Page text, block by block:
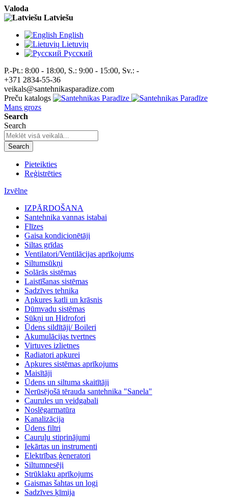
Valoda
Latviešu
English
Lietuvių
Pусский
P.-Pt.: 8:00 - 18:00, S.: 9:00 - 15:00, Sv.: -
+371 2834-55-36
veikals@santehnikasparadize.com
Preču katalogs
Mans grozs
Search
Search
Search
Pieteikties
Reģistrēties
Izvēlne
IZPĀRDOŠANA
Santehnika vannas istabai
Flīzes
Gaisa kondicionētāji
Siltas grīdas
Ventilatori/Ventilācijas aprīkojums
Siltumsūkņi
Solārās sistēmas
Laistīšanas sistēmas
Sadzīves tehnika
Apkures katli un krāsnis
Dūmvadu sistēmas
Sūkņi un Hidrofori
Ūdens sildītāji/ Boileri
Akumulācijas tvertnes
Virtuves izlietnes
Radiatori apkurei
Apkures sistēmas aprīkojums
Maisītāji
Ūdens un siltuma skaitītāji
Nerūsējošā tērauda santehnika "Sanela"
Caurules un veidgabali
Noslēgarmatūra
Kanalizācija
Ūdens filtri
Cauruļu stiprinājumi
Iekārtas un instrumenti
Elektrības ģeneratori
Siltumnesēji
Strūklaku aprīkojums
Gaismas šahtas un logi
Sadzīves ķīmija